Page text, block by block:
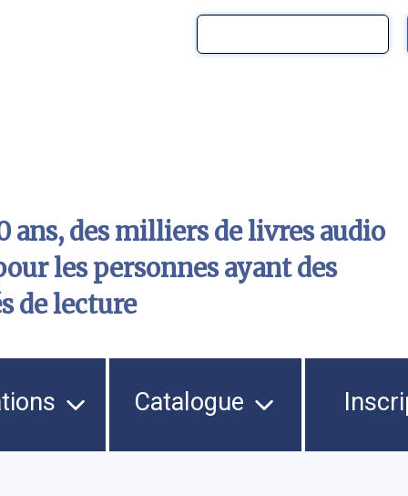
ans, des milliers de livres audio
les personnes ayant des
de lecture
Catalogue